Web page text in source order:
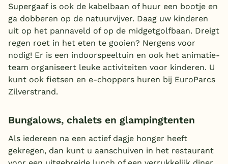
Supergaaf is ook de kabelbaan of huur een bootje en
ga dobberen op de natuurvijver. Daag uw kinderen
uit op het pannaveld of op de midgetgolfbaan. Dreigt
regen roet in het eten te gooien? Nergens voor
nodig! Er is een indoorspeeltuin en ook het animatie-
team organiseert leuke activiteiten voor kinderen. U
kunt ook fietsen en e-choppers huren bij EuroParcs
Zilverstrand.
Bungalows, chalets en glampingtenten
Als iedereen na een actief dagje honger heeft
gekregen, dan kunt u aanschuiven in het restaurant